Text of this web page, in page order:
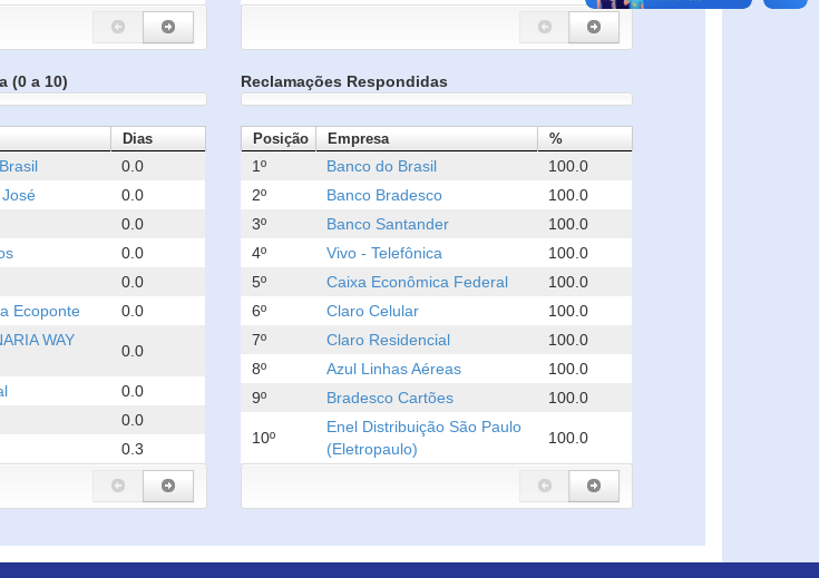
(0 a 10)
Dias
0.0
0.0
0.0
0.0
0.0
Ecoponte 0.0
WAY
0.0
0.0
0.0
0.3
Reclamações Respondidas
Posição Empresa %
1º Banco do Brasil
100.0
2º
Banco Bradesco
100.0
3º
Banco Santander
100.0
4º
Vivo - Telefônica
100.0
5º
Caixa Econômica Federal
100.0
6º
Claro Celular
100.0
7º
Claro Residencial
100.0
8º
Azul Linhas Aéreas
100.0
9º
Bradesco Cartões 100.0
10º
Enel Distribuição São Paulo
(Eletropaulo)
100.0